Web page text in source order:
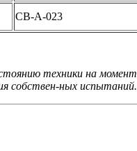
CB-A-023
техники на
собствен-ных